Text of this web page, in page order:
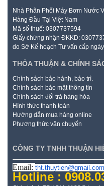
Nhà Phân Phối Máy Bơm Nước
Hàng Đầu Tại Việt Nam
Mã số thuế: 0307737594
Giấy chứng nhận ĐKKD:
do Sở Kế hoạch Tư vấn cấp
THỎA THUẬN & CHÍNH
Chính sách bảo hành, bảo trì.
Chính sách bảo mật thông tin
Chính sách đổi trả hàng hóa
Hình thức thanh toán
Hướng dẫn mua hàng online
Phương thức vận chuyển
CÔNG TY TNHH THUẬN
Email: tht.thuytien@gmail.com
Hotline :